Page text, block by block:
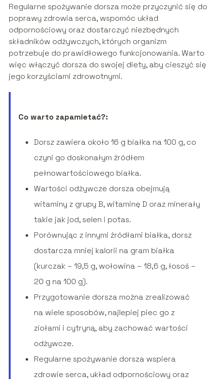
Regularne spożywanie dorsza może przyczynić się do
poprawy zdrowia serca, wspomóc układ
odpornościowy oraz dostarczyć niezbędnych
składników odżywczych, których organizm
potrzebuje do prawidłowego funkcjonowania. Warto
więc włączyć dorsza do swojej diety, aby cieszyć się
jego korzyściami zdrowotnymi.
Co warto zapamietać?:
Dorsz zawiera około 16 g białka na 100 g, co
czyni go doskonałym źródłem
pełnowartościowego białka.
Wartości odżywcze dorsza obejmują
witaminy z grupy B, witaminę D oraz minerały
takie jak jod, selen i potas.
Porównując z innymi źródłami białka, dorsz
dostarcza mniej kalorii na gram białka
(kurczak – 19,5 g, wołowina – 18,6 g, łosoś –
20 g na 100 g).
Przygotowanie dorsza można zrealizować
na wiele sposobów, najlepiej piec go z
ziołami i cytryną, aby zachować wartości
odżywcze.
Regularne spożywanie dorsza wspiera
zdrowie serca, układ odpornościowy oraz